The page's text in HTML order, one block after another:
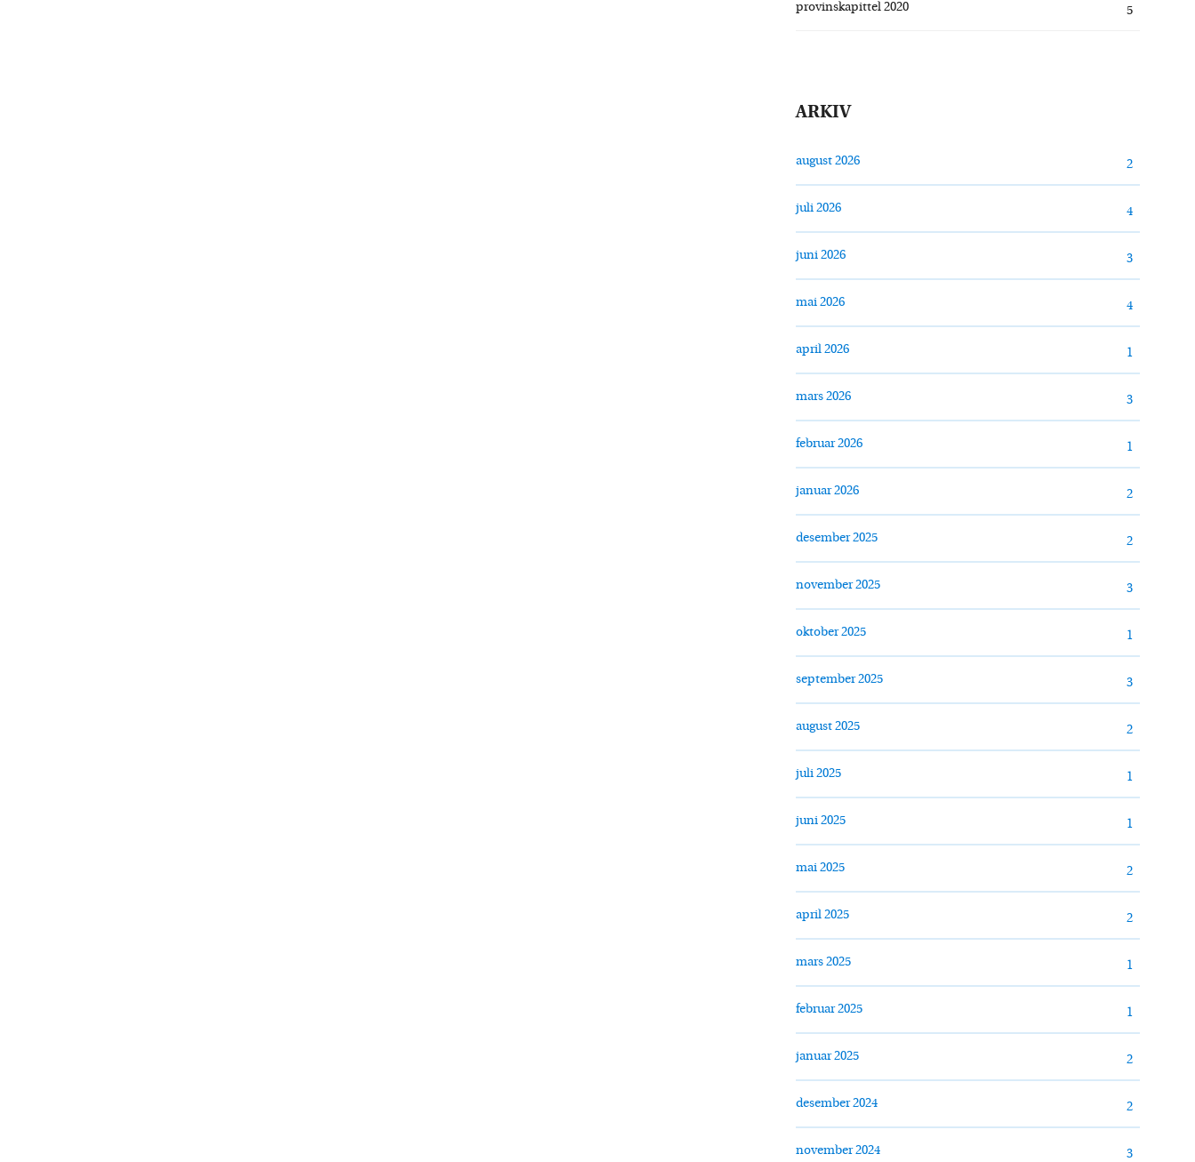
provinskapittel 2020 5
ARKIV
august 2026 2
juli 2026 4
juni 2026 3
mai 2026 4
april 2026 1
mars 2026 3
februar 2026 1
januar 2026 2
desember 2025 2
november 2025 3
oktober 2025 1
september 2025 3
august 2025 2
juli 2025 1
juni 2025 1
mai 2025 2
april 2025 2
mars 2025 1
februar 2025 1
januar 2025 2
desember 2024 2
november 2024 3